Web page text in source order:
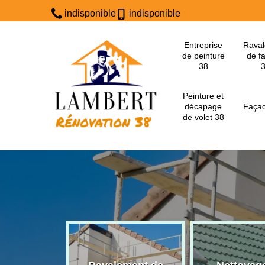
indisponible indisponible
Entreprise
de peinture
38
de
Peinture et
décapage
de volet 38